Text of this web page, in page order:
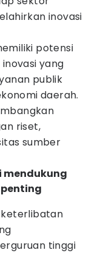
inovasi
potensi
yang
publik
daerah.
riset,
sumber
mendukung
keterlibatan
tinggi